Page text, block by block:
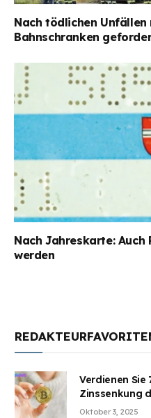
Nach tödlichen Unfällen
Bahnschranken
Nach Jahreskarte:
werden
Verdienen Sie
Zinssenkung
Oktober 3, 2025